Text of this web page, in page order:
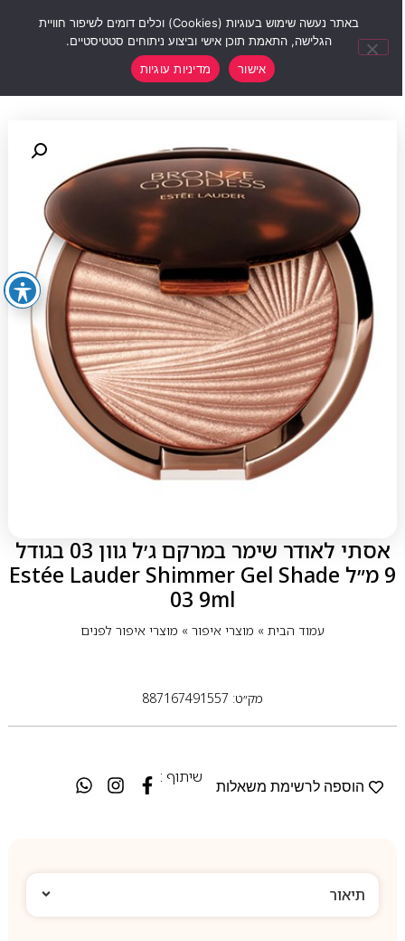
אסתי לאודר שימר במרקם ג׳ל גוון 03 בגודל
9 מ״ל Estée Lauder Shimmer Gel Shade
03 9ml
עמוד הבית» מוצרי איפור» מוצרי איפור לפנים
מק״ט: 887167491557
הוספה לרשימת משאלות
שיתוף :
תיאור
באתר נעשה שימוש בעוגיות (Cookies) וכלים דומים לשיפור חוויית
הגלישה, התאמת תוכן אישי וביצוע ניתוחים סטטיסטיים.
אישור
מדיניות עוגיות